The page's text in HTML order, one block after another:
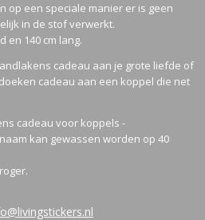
op een speciale manier er is geen
in de stof verwerkt.
en 140 cm lang.
cadeau aan je grote liefde of
cadeau aan een koppel die net
cadeau voor koppels -
kan gewassen worden op 40